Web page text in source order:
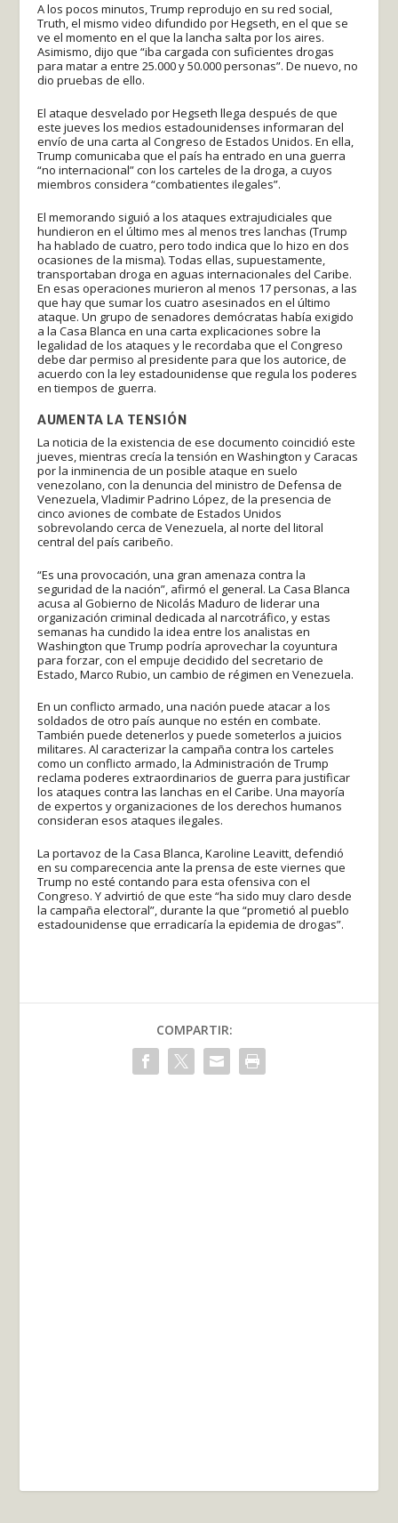
A los pocos minutos, Trump reprodujo en su red social,
Truth, el mismo video difundido por Hegseth, en el que se
ve el momento en el que la lancha salta por los aires.
Asimismo, dijo que “iba cargada con suficientes drogas
para matar a entre 25.000 y 50.000 personas”. De nuevo, no
dio pruebas de ello.
El ataque desvelado por Hegseth llega después de que
este jueves los medios estadounidenses informaran del
envío de una carta al Congreso de Estados Unidos. En ella,
Trump comunicaba que el país ha entrado en una guerra
“no internacional” con los carteles de la droga, a cuyos
miembros considera “combatientes ilegales”.
El memorando siguió a los ataques extrajudiciales que
hundieron en el último mes al menos tres lanchas (Trump
ha hablado de cuatro, pero todo indica que lo hizo en dos
ocasiones de la misma). Todas ellas, supuestamente,
transportaban droga en aguas internacionales del Caribe.
En esas operaciones murieron al menos 17 personas, a las
que hay que sumar los cuatro asesinados en el último
ataque. Un grupo de senadores demócratas había exigido
a la Casa Blanca en una carta explicaciones sobre la
legalidad de los ataques y le recordaba que el Congreso
debe dar permiso al presidente para que los autorice, de
acuerdo con la ley estadounidense que regula los poderes
en tiempos de guerra.
AUMENTA LA TENSIÓN
La noticia de la existencia de ese documento coincidió este
jueves, mientras crecía la tensión en Washington y Caracas
por la inminencia de un posible ataque en suelo
venezolano, con la denuncia del ministro de Defensa de
Venezuela, Vladimir Padrino López, de la presencia de
cinco aviones de combate de Estados Unidos
sobrevolando cerca de Venezuela, al norte del litoral
central del país caribeño.
“Es una provocación, una gran amenaza contra la
seguridad de la nación”, afirmó el general. La Casa Blanca
acusa al Gobierno de Nicolás Maduro de liderar una
organización criminal dedicada al narcotráfico, y estas
semanas ha cundido la idea entre los analistas en
Washington que Trump podría aprovechar la coyuntura
para forzar, con el empuje decidido del secretario de
Estado, Marco Rubio, un cambio de régimen en Venezuela.
En un conflicto armado, una nación puede atacar a los
soldados de otro país aunque no estén en combate.
También puede detenerlos y puede someterlos a juicios
militares. Al caracterizar la campaña contra los carteles
como un conflicto armado, la Administración de Trump
reclama poderes extraordinarios de guerra para justificar
los ataques contra las lanchas en el Caribe. Una mayoría
de expertos y organizaciones de los derechos humanos
consideran esos ataques ilegales.
La portavoz de la Casa Blanca, Karoline Leavitt, defendió
en su comparecencia ante la prensa de este viernes que
Trump no esté contando para esta ofensiva con el
Congreso. Y advirtió de que este “ha sido muy claro desde
la campaña electoral”, durante la que “prometió al pueblo
estadounidense que erradicaría la epidemia de drogas”.
COMPARTIR: